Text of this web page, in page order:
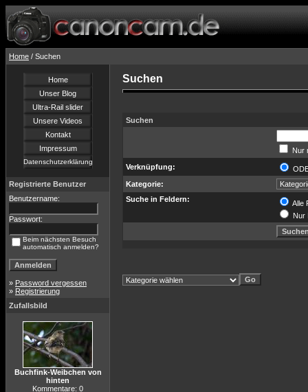
Home / Suchen
Home
Unser Blog
Ultra-Rail slider
Unsere Videos
Kontakt
Impressum
Datenschutzerklärung
Registrierte Benutzer
Benutzername:
Passwort:
Beim nächsten Besuch
automatisch anmelden?
» Password vergessen
» Registrierung
Zufallsbild
Buchfink-Weibchen von
hinten
Kommentare: 0
Suchen
Suchen
Nur
Verknüpfung:
Kategorie:
Suche in Feldern:
Alle
Nur